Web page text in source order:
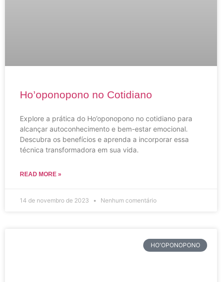
Ho’oponopono no Cotidiano
Explore a prática do Ho’oponopono no cotidiano para
alcançar autoconhecimento e bem-estar emocional.
Descubra os benefícios e aprenda a incorporar essa
técnica transformadora em sua vida.
READ MORE »
14 de novembro de 2023 Nenhum comentário
HO'OPONOPONO